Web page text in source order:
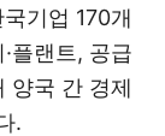
기업 170개
플랜트, 공급
양국 간 경제
.